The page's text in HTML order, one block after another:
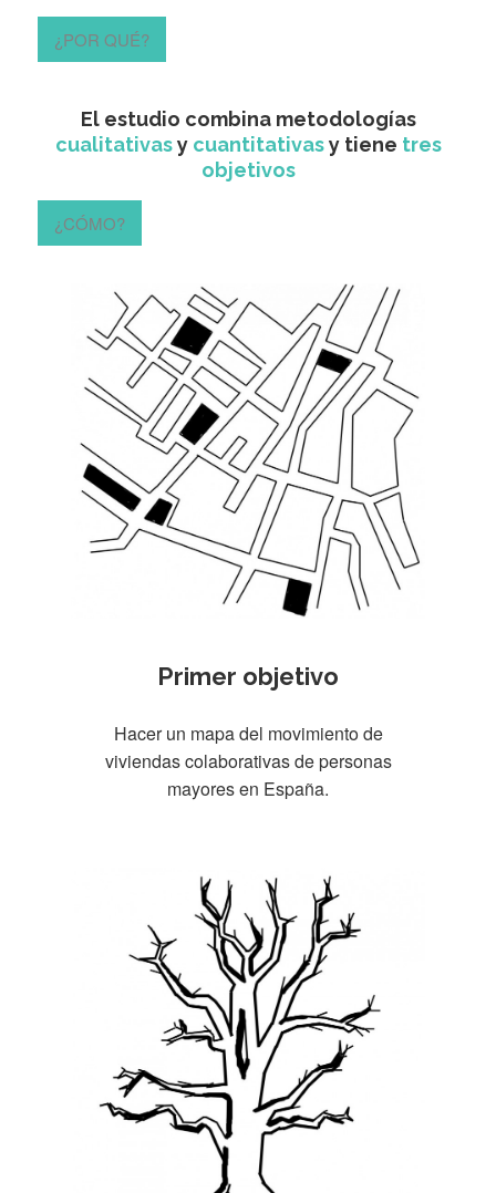
¿POR QUÉ?
El estudio combina metodologías
cualitativasy cuantitativasy tiene tres
objetivos
¿CÓMO?
Primer objetivo
Hacer un mapa del movimiento de
viviendas colaborativas de personas
mayores en España.